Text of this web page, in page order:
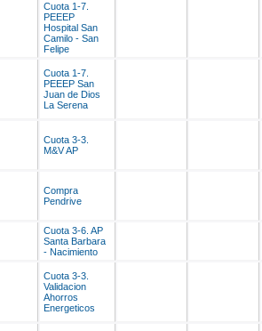
Cuota 1-7.
PEEEP
Hospital San
Camilo - San
Felipe
Cuota 1-7.
PEEEP San
Juan de Dios
La Serena
Cuota 3-3.
M&V AP
Compra
Pendrive
Cuota 3-6. AP
Santa Barbara
- Nacimiento
Cuota 3-3.
Validacion
Ahorros
Energeticos